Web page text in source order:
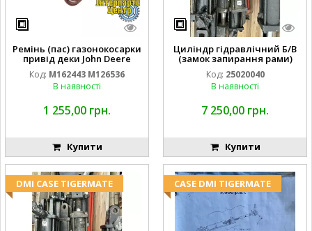
Ремінь (пас) газонокосарки
привід деки John Deere
M162443 M126536
Код: M162443 M126536
В наявності
1 255,00 грн.
Купити
Циліндр гідравлічний Б/В
(замок запирання рами)
2''X4'' 25320040
Код: 25020040
В наявності
7 250,00 грн.
Купити
DMI CASE TIGERMATE CASE DMI TIGERMATE